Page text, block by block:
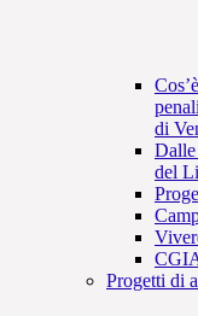
di
Dalle
del
Progetti di